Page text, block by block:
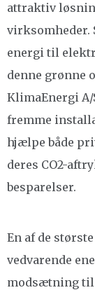
attraktiv
virksomheder.
energi til
denne grønne
KlimaEnergi
fremme
hjælpe både
deres CO2-
besparelser.
En af de
vedvarende
modsætning til